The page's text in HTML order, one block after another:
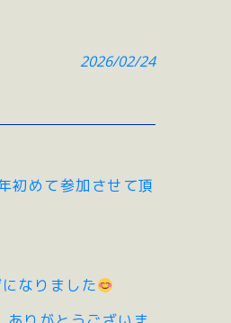
2026/02/24
初めて参加させて頂
なりました